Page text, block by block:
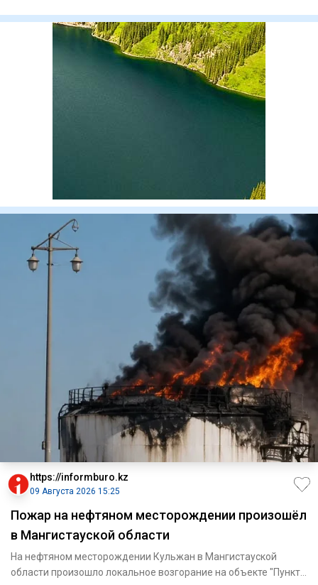
https://informburo.kz
09 Августа 2026 15:25
Пожар на нефтяном месторождении произошёл
в Мангистауской области
На нефтяном месторождении Кульжан в Мангистауской
области произошло локальное возгорание на объекте "Пункт